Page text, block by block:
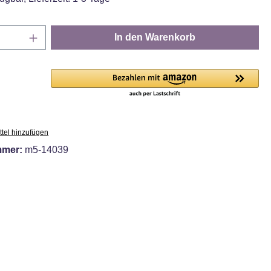
Anzahl: Gib den gewünschten Wert ein
In den Warenkorb
hinzufügen
m5-14039